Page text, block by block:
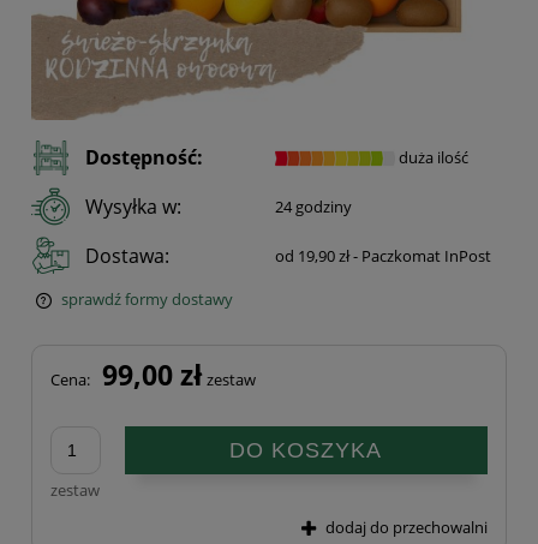
Dostępność: duża ilość
Wysyłka w: 24 godziny
Dostawa: od 19,90 zł- Paczkomat InPost
Cena nie zawiera ewentualnych kosztów płatności
sprawdź formy dostawy
Cena: 99,00 złzestaw
zestaw
DO KOSZYKA
dodaj do przechowalni